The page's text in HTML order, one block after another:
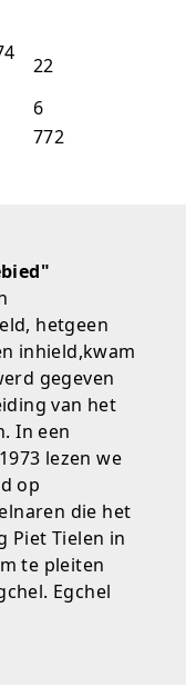
22
6
772
hetgeen
inhield,kwam
gegeven
van het
In een
lezen we
op
die het
Piet Tielen in
te pleiten
Egchel